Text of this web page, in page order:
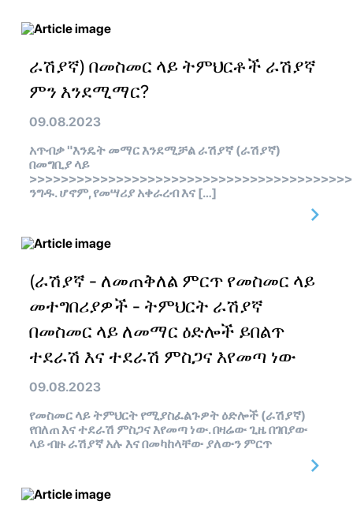
ራሽያኛ) በመስመር ላይ ትምህርቶች ራሽያኛ
ምን እንደሚማር?
09.08.2023
አጥብቃ "እንዴት መማር እንደሚቻል ራሽያኛ (ራሽያኛ)
በመግቢያ ላይ
ንግዱ. ሆኖም, የመሣሪያ አቀራረብ እና […]
(ራሽያኛ - ለመጠቅለል ምርጥ የመስመር ላይ
መተግበሪያዎች - ትምህርት ራሽያኛ
በመስመር ላይ ለመማር ዕድሎች ይበልጥ
ተደራሽ እና ተደራሽ ምስጋና እየመጣ ነው
09.08.2023
የመስመር ላይ ትምህርት የሚያስፈልጉዎት ዕድሎች (ራሽያኛ)
የበለጠ እና ተደራሽ ምስጋና እየመጣ ነው. በዛሬው ጊዜ በገበያው
ላይ ብዙ ራሽያኛ አሉ እና በመካከላቸው ያለውን ምርጥ